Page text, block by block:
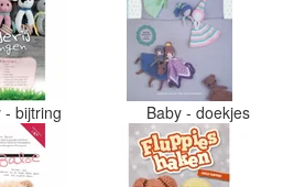
- bijtring Baby - doekjes